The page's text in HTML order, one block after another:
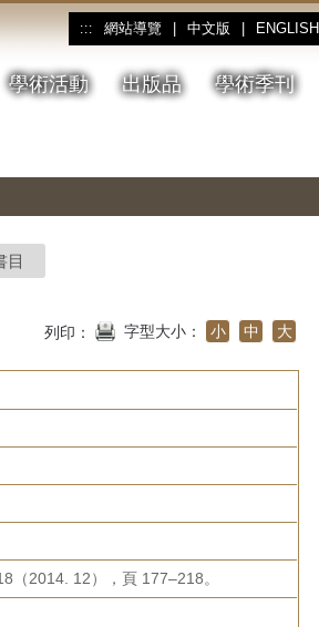
::: 網站導覽 中文版 ENGLISH
學術活動 出版品 學術季刊
目
列印： 字型大小： 小 中 大
（2014. 12），頁 177–218。